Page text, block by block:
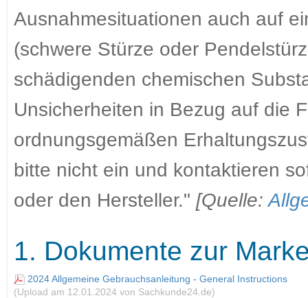
Ausnahmesituationen auch auf
(schwere Stürze oder
schädigenden chemischen
Unsicherheiten in Bezug auf die
ordnungsgemäßen
bitte nicht ein und kontaktieren
oder den Hersteller." [Quelle:
1. Dokumente zur
2024 Allgemeine Gebrauchsanleitung - General Instructions
(Upload am 12.01.2024 von Sachkunde24.de)